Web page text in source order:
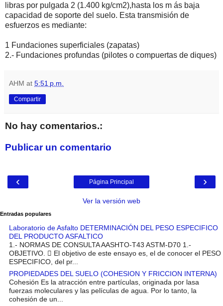
libras por pulgada 2 (1.400 kg/cm2),hasta los m ás baja
capacidad de soporte del suelo. Esta transmisión de
esfuerzos es mediante:
1 Fundaciones superficiales (zapatas)
2.- Fundaciones profundas (pilotes o compuertas de diques)
AHM at 5:51 p.m.
Compartir
No hay comentarios.:
Publicar un comentario
‹ ›
Página Principal
Ver la versión web
Entradas populares
Laboratorio de Asfalto DETERMINACIÓN DEL PESO ESPECIFICO
DEL PRODUCTO ASFALTICO
1.- NORMAS DE CONSULTA AASHTO-T43 ASTM-D70 1.-
OBJETIVO.  El objetivo de este ensayo es, el de conocer el PESO
ESPECIFICO, del pr...
PROPIEDADES DEL SUELO (COHESION Y FRICCION INTERNA)
Cohesión Es la atracción entre partículas, originada por lasa
fuerzas moleculares y las películas de agua. Por lo tanto, la
cohesión de un...